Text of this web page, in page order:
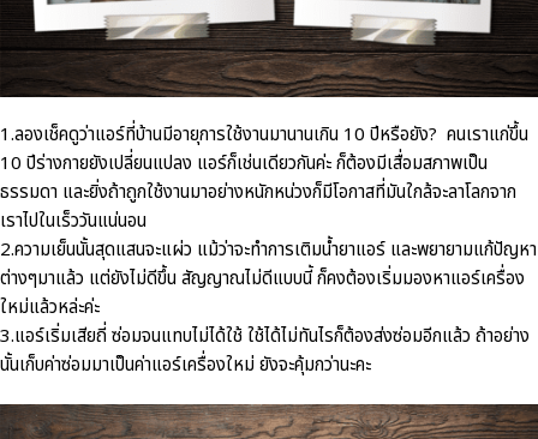
1.ลองเช็คดูว่าแอร์ที่บ้านมีอายุการใช้งานมานานเกิน 10 ปีหรือยัง? คนเราแก่ขึ้น
10 ปีร่างกายยังเปลี่ยนแปลง แอร์ก็เช่นเดียวกันค่ะก็ต้องมีเสื่อมสภาพเป็น
ธรรมดา และยิ่งถ้าถูกใช้งานมาอย่างหนักหน่วงก็มีโอกาสที่มันใกล้จะลาโลกจาก
เราไปในเร็ววันแน่นอน
2.ความเย็นนั้นสุดแสนจะแผ่ว แม้ว่าจะทำการเติมน้ำยาแอร์ และพยายามแก้ปัญหา
ต่างๆมาแล้ว แต่ยังไม่ดีขึ้น สัญญาณไม่ดีแบบนี้ก็คงต้องเริ่มมองหาแอร์เครื่อง
ใหม่แล้วหล่ะค่ะ
3.แอร์เริ่มเสียถี่ซ่อมจนแทบไม่ได้ใช้ ใช้ได้ไม่ทันไรก็ต้องส่งซ่อมอีกแล้ว ถ้าอย่าง
นั้นเก็บค่าซ่อมมาเป็นค่าแอร์เครื่องใหม่ ยังจะคุ้มกว่านะคะ